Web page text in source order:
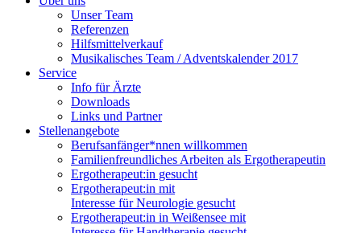
Unser Team
Referenzen
Hilfsmittelverkauf
Musikalisches Team / Adventskalender 2017
Service
Info für Ärzte
Downloads
Links und Partner
Stellenangebote
Berufsanfänger*nnen willkommen
Familienfreundliches Arbeiten als Ergotherapeutin
Ergotherapeut:in gesucht
Ergotherapeut:in mit
Interesse für Neurologie gesucht
Ergotherapeut:in in Weißensee mit